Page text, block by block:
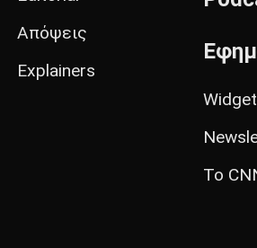
Απόψεις
Explainers
Το